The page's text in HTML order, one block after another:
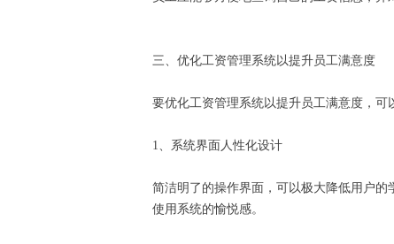
三、优化工资管理系统以提升员工满意度
要优化工资管理系统以提升员工满意度，可
1、系统界面人性化设计
简洁明了的操作界面，可以极大降低用户
使用系统的愉悦感。